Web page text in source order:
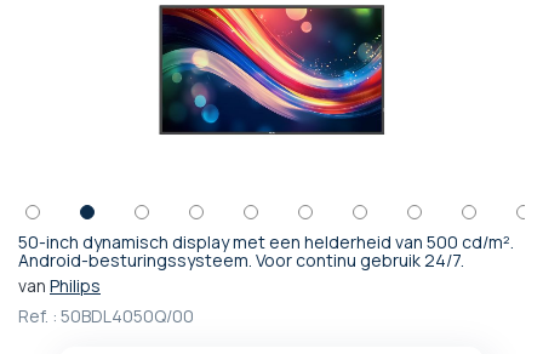
50-inch dynamisch display met een helderheid van 500 cd/m².
Android-besturingssysteem. Voor continu gebruik 24/7.
van Philips
Ref. : 50BDL4050Q/00
Ga
naar
begin